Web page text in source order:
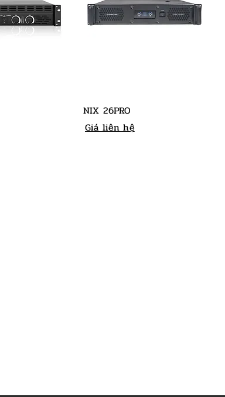
NIX 26PRO
Giá liên hệ